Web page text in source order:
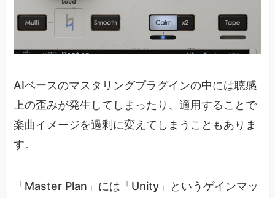
AIベースのマスタリングプラグインの中には聴感
上の歪みが発生してしまったり、適用することで
楽曲イメージを過剰に変えてしまうこともありま
す。
「Master Plan」には「Unity」というゲインマッ